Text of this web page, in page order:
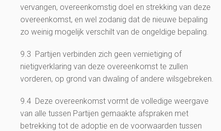
vervangen, overeenkomstig doel en strekking van deze
overeenkomst, en wel zodanig dat de nieuwe bepaling
zo weinig mogelijk verschilt van de ongeldige bepaling.
9.3 Partijen verbinden zich geen vernietiging of
nietigverklaring van deze overeenkomst te zullen
vorderen, op grond van dwaling of andere wilsgebreken.
9.4 Deze overeenkomst vormt de volledige weergave
van alle tussen Partijen gemaakte afspraken met
betrekking tot de adoptie en de voorwaarden tussen